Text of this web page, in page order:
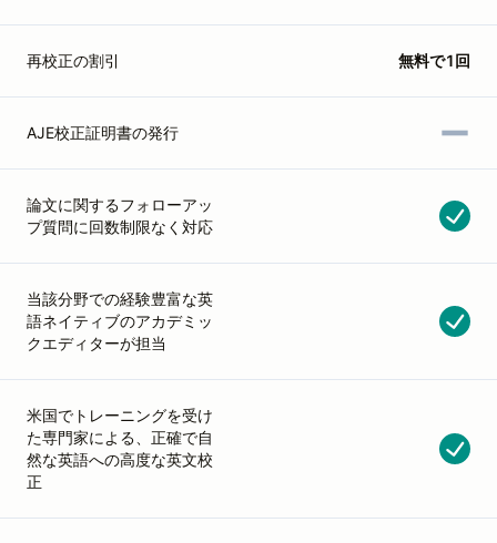
再校正の割引 無料で1回
AJE校正証明書の発行
論文に関するフォローアッ
プ質問に回数制限なく対応
当該分野での経験豊富な英
語ネイティブのアカデミッ
クエディターが担当
米国でトレーニングを受け
た専門家による、正確で自
然な英語への高度な英文校
正